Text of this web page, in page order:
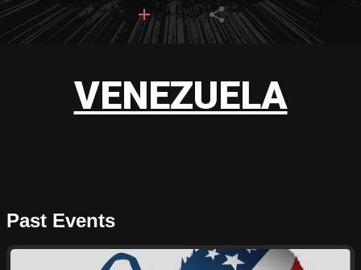
VENEZUELA
Past Events